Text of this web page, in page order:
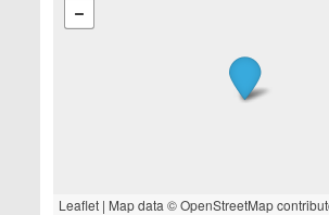
Leaflet| Map data ©OpenStreetMap